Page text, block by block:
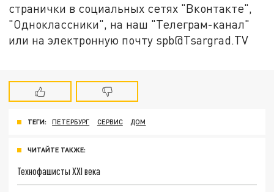
странички в социальных сетях "Вконтакте",
"Одноклассники", на наш "Телеграм-канал"
или на электронную почту spb@Tsargrad.TV
ТЕГИ: ПЕТЕРБУРГ СЕРВИС ДОМ
ЧИТАЙТЕ ТАКЖЕ:
Технофашисты XXI века